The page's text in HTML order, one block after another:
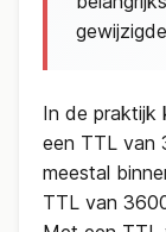
In de praktijk
een TTL van
meestal
TTL van